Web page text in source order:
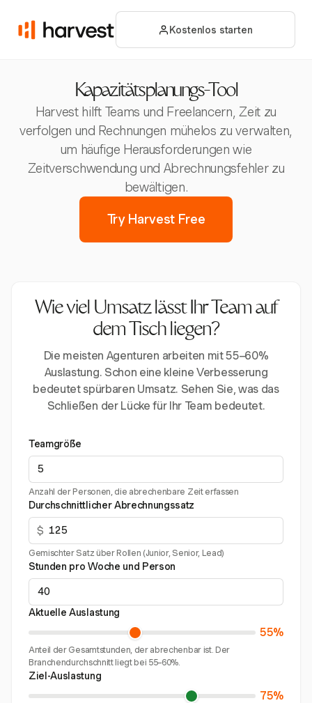
Kostenlos starten
Kapazitätsplanungs-Tool
Harvest hilft Teams und Freelancern, Zeit zu
verfolgen und Rechnungen mühelos zu verwalten,
um häufige Herausforderungen wie
Zeitverschwendung und Abrechnungsfehler zu
bewältigen.
Try Harvest Free
Wie viel Umsatz lässt Ihr Team auf
dem Tisch liegen?
Die meisten Agenturen arbeiten mit 55–60%
Auslastung. Schon eine kleine Verbesserung
bedeutet spürbaren Umsatz. Sehen Sie, was das
Schließen der Lücke für Ihr Team bedeutet.
Teamgröße
Anzahl der Personen, die abrechenbare Zeit erfassen
Durchschnittlicher Abrechnungssatz
$
Gemischter Satz über Rollen (Junior, Senior, Lead)
Stunden pro Woche und Person
Aktuelle Auslastung
55%
Anteil der Gesamtstunden, der abrechenbar ist. Der
Branchendurchschnitt liegt bei 55–60%.
Ziel-Auslastung
75%